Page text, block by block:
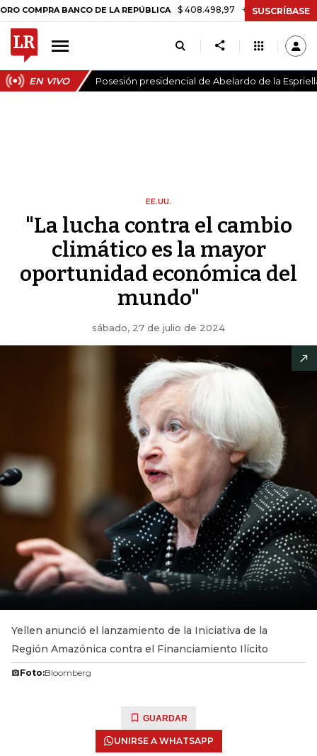
BANCO DE LA REPÚBLICA $ 408.498,97 +$ 8.753,81 +2,19%
SUSCRÍBASE
EN VIVO Posesión presidencial de Abelardo de la
EE.UU.
"La lucha contra el cambio
climático es la mayor
oportunidad económica del
mundo"
sábado, 27 de julio de 2024
Yellen anunció el lanzamiento de la Iniciativa de la
Región Amazónica contra el Financiamiento Ilícito
Foto:Bloomberg
GUARDAR
UNIRSE A WHATSAPP